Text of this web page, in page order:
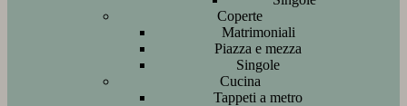
Coperte
Matrimoniali
Piazza e mezza
Singole
Cucina
Tappeti a metro